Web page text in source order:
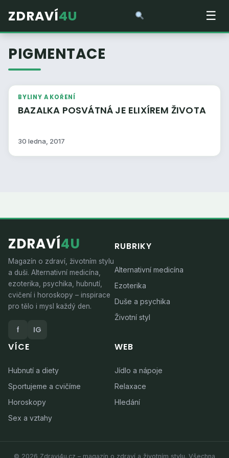
ZDRAVÍ4U ☰
PIGMENTACE
BYLINY A KOŘENÍ
BAZALKA POSVÁTNÁ JE ELIXÍREM ŽIVOTA
30 ledna, 2017
ZDRAVÍ4U
Magazín o zdraví, životním stylu
a duši. Alternativní medicína,
ezoterika, psychika, hubnutí,
cvičení i horoskopy – inspirace
pro tělo i mysl každý den.
f IG
RUBRIKY
Alternativní medicína
Ezoterika
Duše a psychika
Životní styl
VÍCE
Hubnutí a diety
Sportujeme a cvičíme
Horoskopy
Sex a vztahy
WEB
Jídlo a nápoje
Relaxace
Hledání
© 2026 Zdravi4u.cz – magazín o zdraví a životním stylu. Všechna